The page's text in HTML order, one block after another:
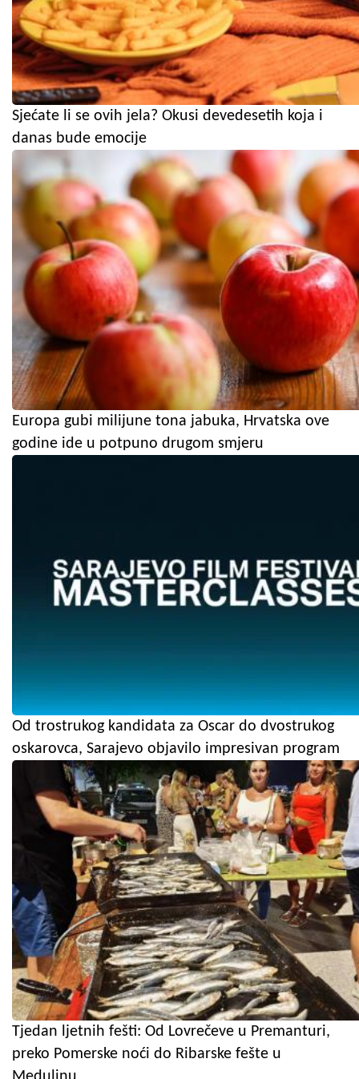
Sjećate li se ovih jela? Okusi devedesetih koja i
danas bude emocije
Europa gubi milijune tona jabuka, Hrvatska ove
godine ide u potpuno drugom smjeru
Od trostrukog kandidata za Oscar do dvostrukog
oskarovca, Sarajevo objavilo impresivan program
Tjedan ljetnih fešti: Od Lovrečeve u Premanturi,
preko Pomerske noći do Ribarske fešte u